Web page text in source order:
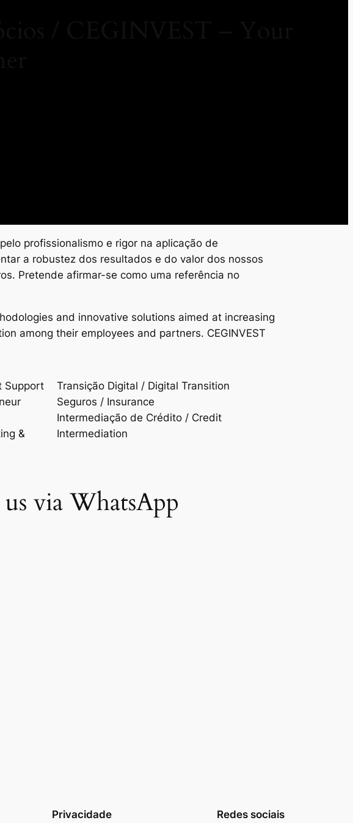
profissionalismo e rigor na aplicação de
a robustez dos resultados e do valor dos nossos
Pretende afirmar-se como uma referência no
and innovative solutions aimed at increasing
among their employees and partners. CEGINVEST
Support
&
Transição Digital / Digital Transition
Seguros / Insurance
Intermediação de Crédito / Credit
Intermediation
via WhatsApp
Privacidade Redes sociais